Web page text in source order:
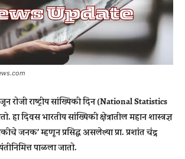
रोजी राष्ट्रीय सांख्यिकी दिन (National Statistics
हा दिवस भारतीय सांख्यिकी क्षेत्रातील महान शास्त्रज्ञ
जनक’ म्हणून प्रसिद्ध असलेल्या प्रा. प्रशांत चंद्र
पाळला जातो.